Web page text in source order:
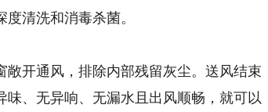
清洗和消毒杀菌。
开通风，排除内部残留灰尘。送风结束
、无异响、无漏水且出风顺畅，就可以